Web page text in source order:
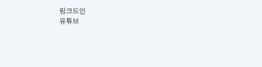
링크드인
유튜브